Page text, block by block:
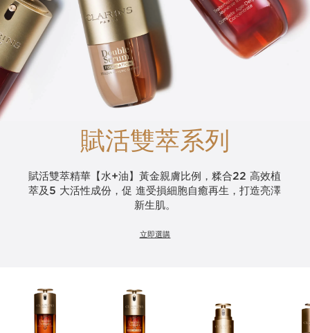
賦活雙萃系列
賦活雙萃精華【水+油】黃金親膚比例，糅合22 高效植
萃及5 大活性成份，促 進受損細胞自癒再生，打造亮澤
新生肌。
立即選購